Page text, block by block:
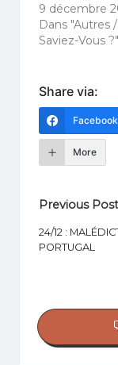
9 décembre
Dans "Autres
Saviez-Vous ?"
Share via:
Facebook
More
Post
Previous Post
24/12 :
PORTUGAL